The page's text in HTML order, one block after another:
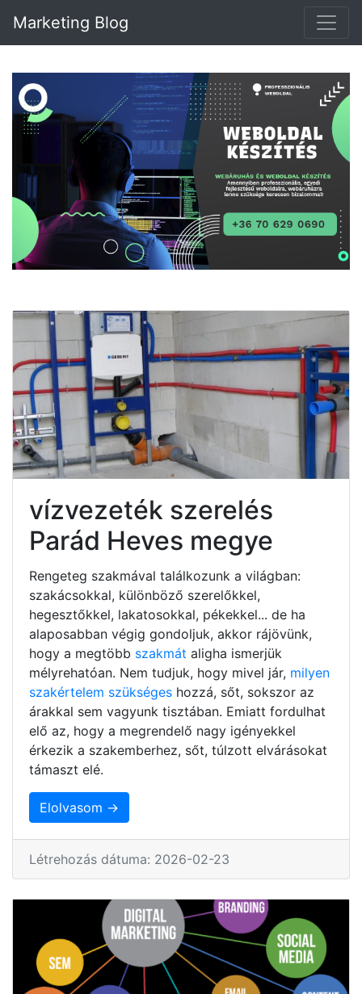
Marketing Blog
vízvezeték szerelés
Parád Heves megye
Rengeteg szakmával találkozunk a világban:
szakácsokkal, különböző szerelőkkel,
hegesztőkkel, lakatosokkal, pékekkel... de ha
alaposabban végig gondoljuk, akkor rájövünk,
hogy a megtöbb szakmát aligha ismerjük
mélyrehatóan. Nem tudjuk, hogy mivel jár, milyen
szakértelem szükséges hozzá, sőt, sokszor az
árakkal sem vagyunk tisztában. Emiatt fordulhat
elő az, hogy a megrendelő nagy igényekkel
érkezik a szakemberhez, sőt, túlzott elvárásokat
támaszt elé.
Elolvasom →
Létrehozás dátuma: 2026-02-23